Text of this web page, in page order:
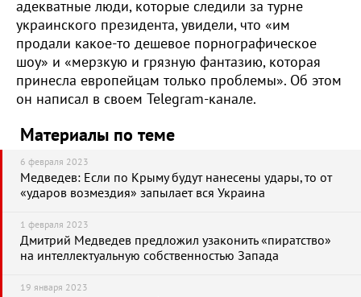
адекватные люди, которые следили за турне
украинского президента, увидели, что «им
продали какое-то дешевое порнографическое
шоу» и «мерзкую и грязную фантазию, которая
принесла европейцам только проблемы». Об этом
он написал в своем Telegram-канале.
Материалы по теме
6 февраля 2023
Медведев: Если по Крыму будут нанесены удары, то от
«ударов возмездия» запылает вся Украина
1 февраля 2023
Дмитрий Медведев предложил узаконить «пиратство»
на интеллектуальную собственностью Запада
19 января 2023